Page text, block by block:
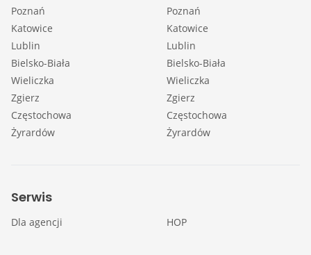
Poznań
Katowice
Lublin
Bielsko-Biała
Wieliczka
Zgierz
Częstochowa
Żyrardów
Poznań
Katowice
Lublin
Bielsko-Biała
Wieliczka
Zgierz
Częstochowa
Żyrardów
Serwis
Dla agencji HOP